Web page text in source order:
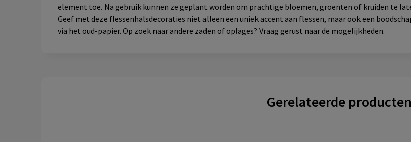
element toe. Na gebruik kunnen ze geplant worden om prachtige bloemen, groenten of kruiden te
Geef met deze flessenhalsdecoraties niet alleen een uniek accent aan flessen, maar ook een
via het oud-papier. Op zoek naar andere zaden of oplages? Vraag gerust naar de mogelijkheden.
Gerelateerde producten